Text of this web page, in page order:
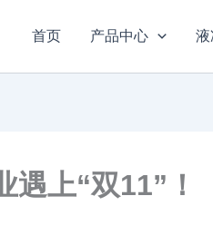
首页 产品中心 液
上“双11”！